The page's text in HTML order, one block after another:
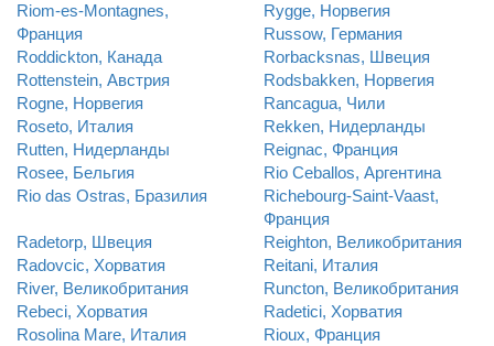
Riom-es-Montagnes,
Франция
Rygge, Норвегия
Russow, Германия
Roddickton, Канада
Rorbacksnas, Швеция
Rottenstein, Австрия
Rodsbakken, Норвегия
Rogne, Норвегия
Rancagua, Чили
Roseto, Италия
Rekken, Нидерланды
Rutten, Нидерланды
Reignac, Франция
Rosee, Бельгия
Rio Ceballos, Аргентина
Rio das Ostras, Бразилия
Richebourg-Saint-Vaast,
Франция
Radetorp, Швеция
Reighton, Великобритания
Radovcic, Хорватия
Reitani, Италия
River, Великобритания
Runcton, Великобритания
Rebeci, Хорватия
Radetici, Хорватия
Rosolina Mare, Италия
Rioux, Франция